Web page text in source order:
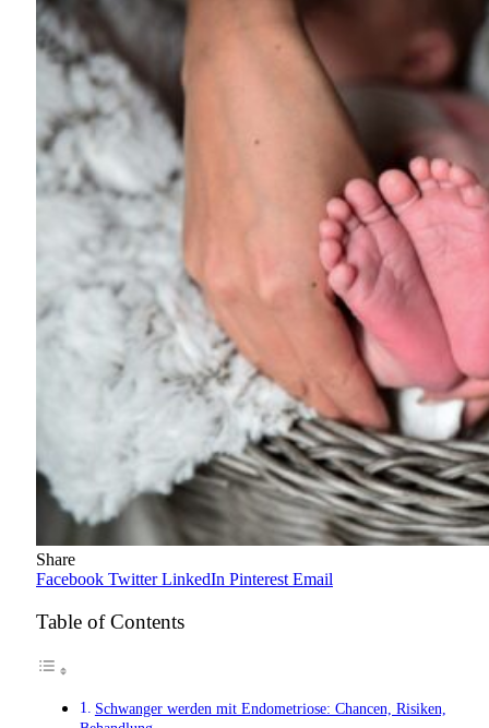
Share
Facebook Twitter LinkedIn Pinterest Email
Table of Contents
Schwanger werden mit Endometriose: Chancen, Risiken,